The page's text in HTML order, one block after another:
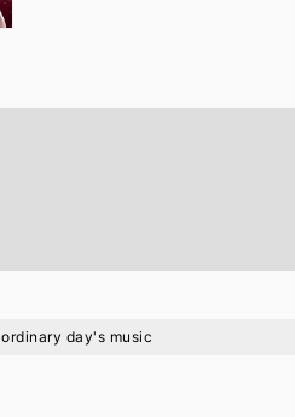
ordinary day's music